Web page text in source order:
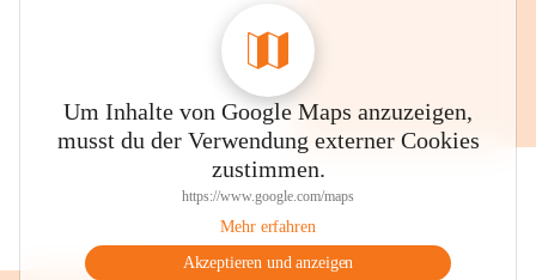
Um Inhalte von Google Maps anzuzeigen,
musst du der Verwendung externer Cookies
zustimmen.
https://www.google.com/maps
Mehr erfahren
Akzeptieren und anzeigen